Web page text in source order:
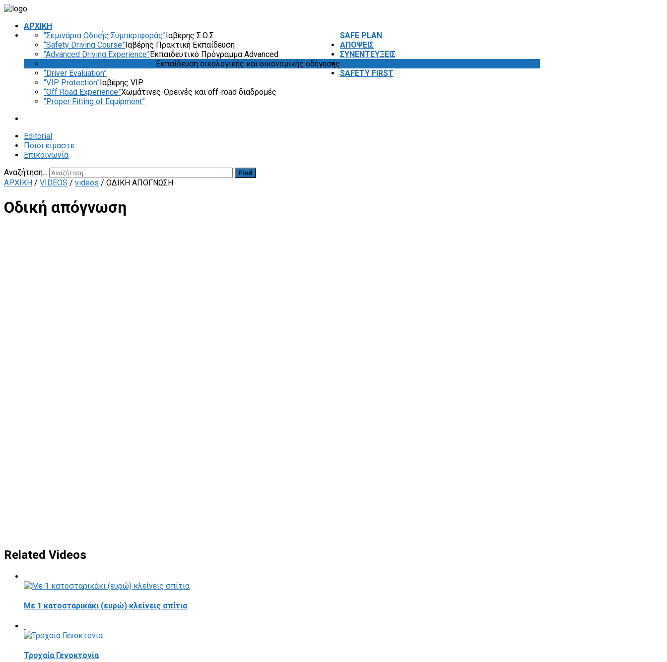
ΑΡΧΙΚΗ
SAFE PLAN
“Σεμινάρια Οδικής Συμπεριφοράς”Ιαβέρης Σ.Ο.Σ
“Safety Driving Course”Ιαβέρης Πρακτική Εκπαίδευση
“Advanced Driving Experience”Εκπαιδευτικό Πρόγραμμα Advanced
Εκπαίδευση οικολογικής και οικονομικής οδήγησης
“Driver Evaluation”
“VIP Protection”Ιαβέρης VIP
“Off Road Experience”Χωμάτινες-Ορεινές και off-road διαδρομές
“Proper Fitting of Equipment”
ΑΠΟΨΕΙΣ
ΣΥΝΕΝΤΕΥΞΕΙΣ
SAFETY FIRST
Editorial
Ποιοι είμαστε
Επικοινωνία
Αναζήτηση...
Find
ΑΡΧΙΚΗ / VIDEOS / videos / ΟΔΙΚΉ ΑΠΌΓΝΩΣΗ
Οδική απόγνωση
Related Videos
Με 1 κατοσταρικάκι (ευρώ) κλείνεις σπίτια
Τροχαία Γενοκτονία